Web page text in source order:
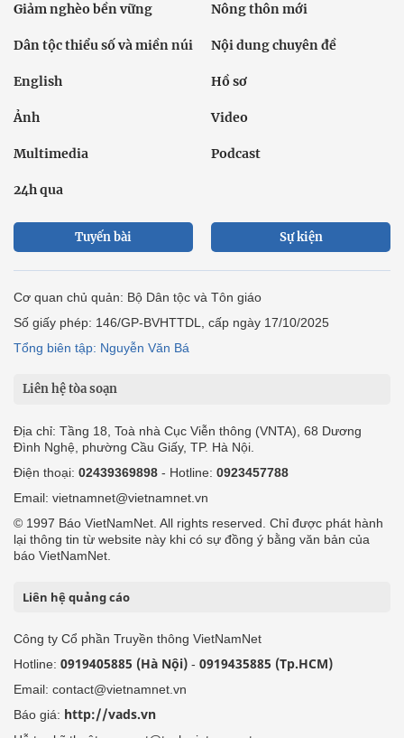
Giảm nghèo bền vững Nông thôn mới
Dân tộc thiểu số và miền núi Nội dung chuyên đề
English Hồ sơ
Ảnh Video
Multimedia Podcast
24h qua
Tuyến bài Sự kiện
Cơ quan chủ quản: Bộ Dân tộc và Tôn giáo
Số giấy phép: 146/GP-BVHTTDL, cấp ngày 17/10/2025
Tổng biên tập: Nguyễn Văn Bá
Liên hệ tòa soạn
Địa chỉ: Tầng 18, Toà nhà Cục Viễn thông (VNTA), 68 Dương
Đình Nghệ, phường Cầu Giấy, TP. Hà Nội.
Điện thoại: 02439369898 - Hotline: 0923457788
Email: vietnamnet@vietnamnet.vn
© 1997 Báo VietNamNet. All rights reserved. Chỉ được phát hành
lại thông tin từ website này khi có sự đồng ý bằng văn bản của
báo VietNamNet.
Liên hệ quảng cáo
Công ty Cổ phần Truyền thông VietNamNet
Hotline: 0919405885 (Hà Nội) - 0919435885 (Tp.HCM)
Email: contact@vietnamnet.vn
Báo giá: http://vads.vn